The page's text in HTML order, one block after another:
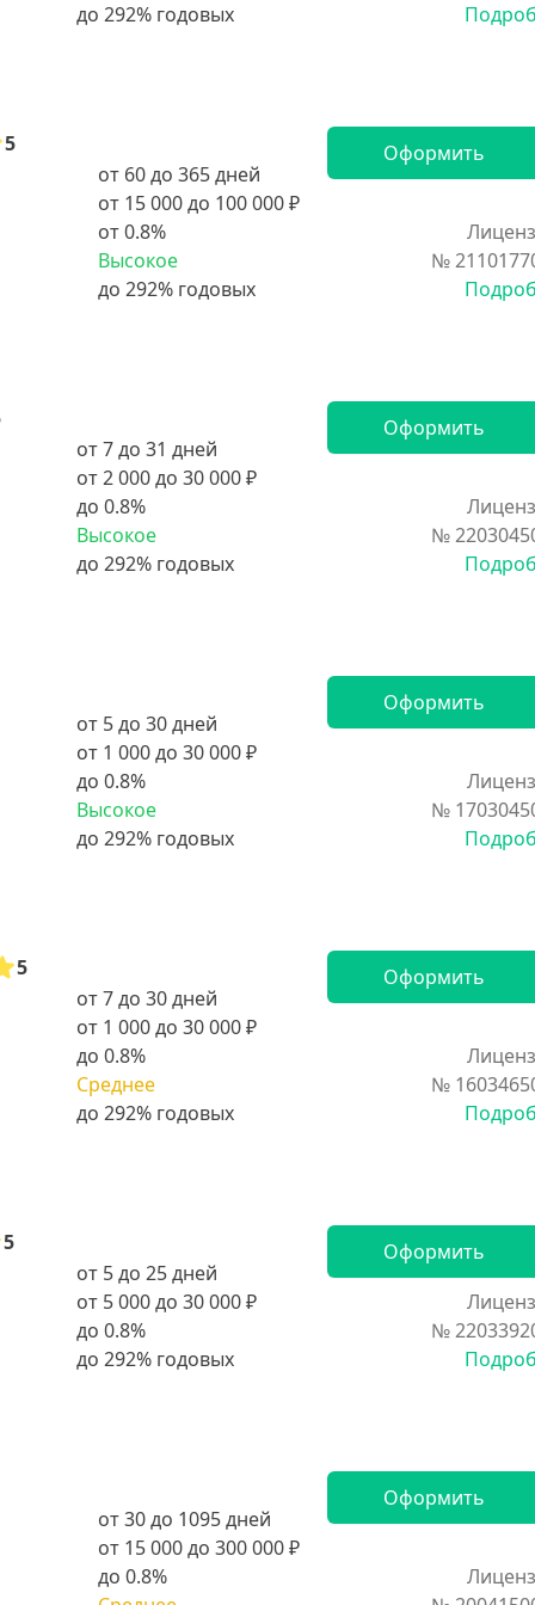
5
от 60 до 365 дней
от 15 000 до 100 000 ₽
от 0.8%
Высокое
Оформить
№
от 7 до 31 дней
от 2 000 до 30 000 ₽
до 0.8%
Высокое
Оформить
№
от 5 до 30 дней
от 1 000 до 30 000 ₽
до 0.8%
Высокое
Оформить
№
5
от 7 до 30 дней
от 1 000 до 30 000 ₽
до 0.8%
Среднее
Оформить
№
5
от 5 до 25 дней
от 5 000 до 30 000 ₽
до 0.8%
Оформить
№
от 30 до 1095 дней
от 15 000 до 300 000 ₽
до 0.8%
Оформить